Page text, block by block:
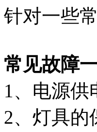
针对一些
常见故障
1、电源
2、灯具的